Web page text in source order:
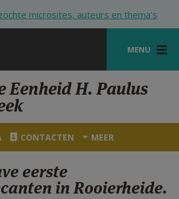
microsites, auteurs en thema's
MENU
Eenheid H. Paulus
CONTACTEN MEER
eerste
in Rooierheide.